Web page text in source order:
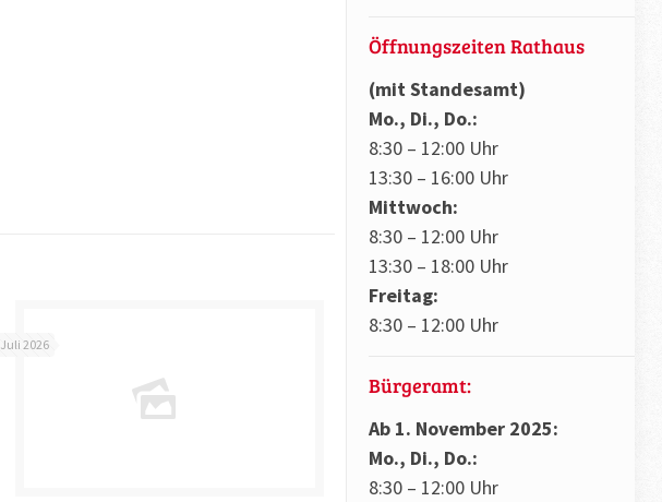
2026
Öffnungszeiten Rathaus
(mit Standesamt)
Mo., Di., Do.:
8:30 – 12:00 Uhr
13:30 – 16:00 Uhr
Mittwoch:
8:30 – 12:00 Uhr
13:30 – 18:00 Uhr
Freitag:
8:30 – 12:00 Uhr
Bürgeramt:
Ab 1. November 2025:
Mo., Di., Do.:
8:30 – 12:00 Uhr